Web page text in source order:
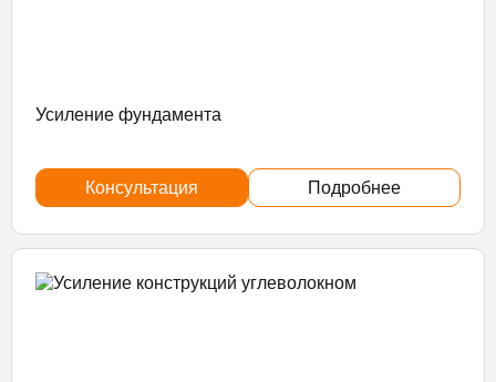
Усиление фундамента
Консультация Подробнее